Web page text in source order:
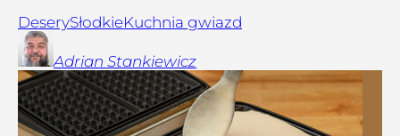
DeserySłodkieKuchnia gwiazd
Adrian Stankiewicz